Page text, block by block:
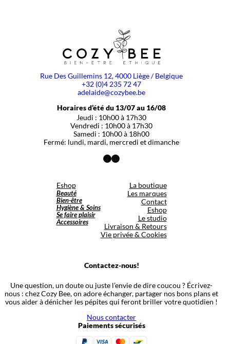
Rue Des Guillemins 12, 4000 Liège / Belgique
+32 (0)4 235 72 47
adelaide@cozybee.be
Horaires d’été du 13/07 au 16/08
Jeudi : 10h00 à 17h30
Vendredi : 10h00 à 17h30
Samedi : 10h00 à 18h00
Fermé: lundi, mardi, mercredi et dimanche
Facebook
Instagram
Eshop
Beauté
Bien-être
Hygiène & Soins
Se faire plaisir
Accessoires
La boutique
Les marques
Contact
Eshop
Le studio
Livraison & Retours
Vie privée & Cookies
Contactez-nous!
Une question, un doute ou juste l’envie de dire coucou ? Écrivez-
nous : chez Cozy Bee, on adore échanger, partager nos bons plans et
vous aider à dénicher les pépites qui feront briller votre quotidien !
Nous contacter
Paiements sécurisés